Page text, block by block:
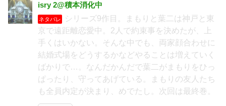
isry 2@積本消化中
ネタバレ
シリーズ9作目。まもりと葉二は神戸と東
京で遠距離恋愛中。2人で約束事を決めたが、上
手くはいかない。そんな中でも、両家顔合わせに
結婚式場をどうするかなどやることは増えていく
ばかりで…。なんだかんだで葉二がまもりをひっ
ぱったり、守ってあげている。まもりの友人たち
も全員内定が決まり、めでたし。次回は最終巻。